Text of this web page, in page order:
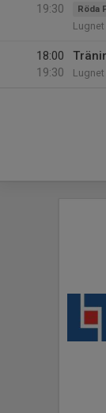
19:30
Röda
Lugnet
18:00
19:30
Lugnet